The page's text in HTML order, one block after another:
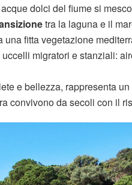
dolci del fiume si
tra la laguna e il
una fitta vegetazione
migratori e stanziali:
e bellezza, rappresenta
convivono da secoli con il